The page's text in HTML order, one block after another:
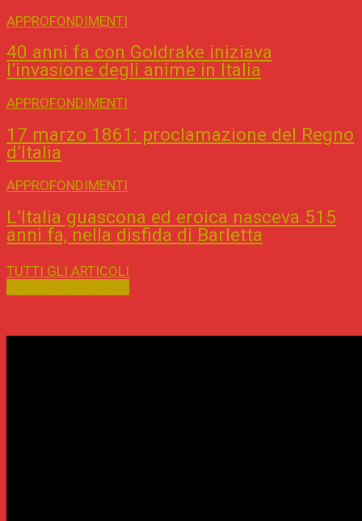
APPROFONDIMENTI
40 anni fa con Goldrake iniziava
l’invasione degli anime in Italia
APPROFONDIMENTI
17 marzo 1861: proclamazione del Regno
d’Italia
APPROFONDIMENTI
L’Italia guascona ed eroica nasceva 515
anni fa, nella disfida di Barletta
TUTTI GLI ARTICOLI